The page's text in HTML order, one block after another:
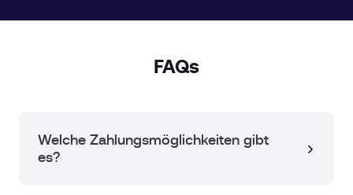
FAQs
Welche Zahlungsmöglichkeiten gibt
es?